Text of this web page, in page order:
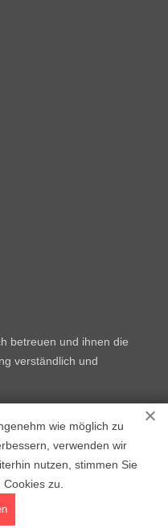
wie möglich zu
verwenden wir
nutzen, stimmen Sie
zu.
betreuen und ihnen die
verständlich und
NRW